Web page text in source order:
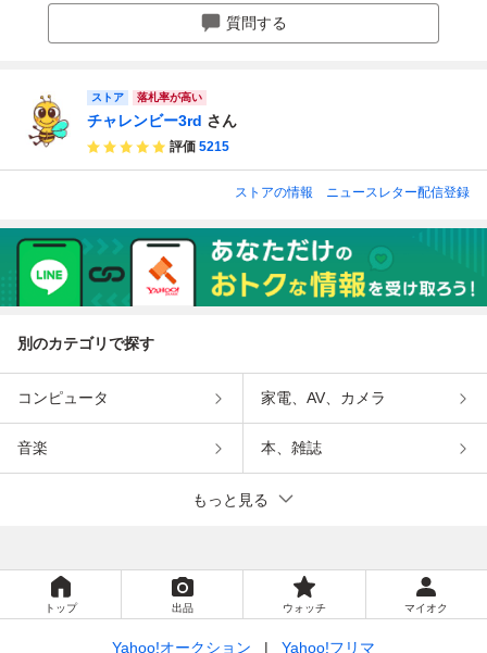
セガ ゲーム
かわせみ
質問する
ストア 落札率が高い
チャレンビー3rd さん
評価 5215
ストアの情報 ニュースレター配信登録
別のカテゴリで探す
コンピュータ 家電、AV、カメラ
音楽 本、雑誌
もっと見る
トップ 出品 ウォッチ マイオク
Yahoo!オークション Yahoo!フリマ